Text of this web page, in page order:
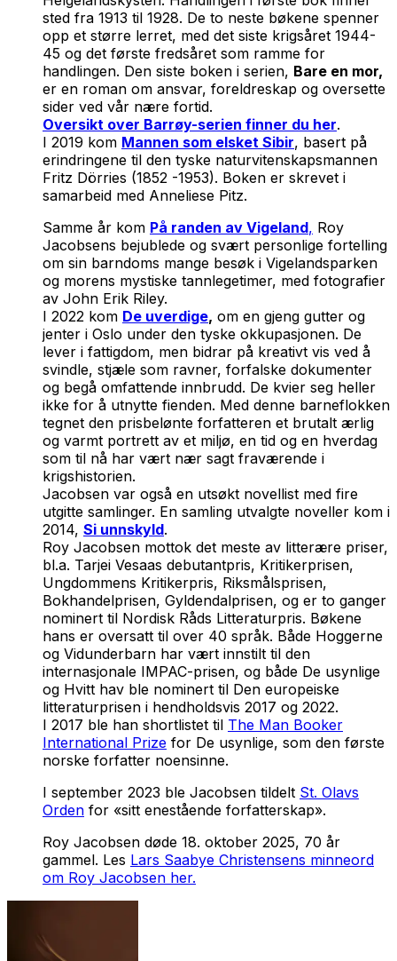
sted fra 1913 til 1928. De to neste bøkene spenner
opp et større lerret, med det siste krigsåret 1944-
45 og det første fredsåret som ramme for
handlingen. Den siste boken i serien, Bare en mor,
er en roman om ansvar, foreldreskap og oversette
sider ved vår nære fortid.
Oversikt over Barrøy-serien finner du her.
I 2019 kom Mannen som elsket Sibir, basert på
erindringene til den tyske naturvitenskapsmannen
Fritz Dörries (1852 -1953). Boken er skrevet i
samarbeid med Anneliese Pitz.
Samme år kom På randen av Vigeland, Roy
Jacobsens bejublede og svært personlige fortelling
om sin barndoms mange besøk i Vigelandsparken
og morens mystiske tannlegetimer, med fotografier
av John Erik Riley.
I 2022 kom De uverdige, om en gjeng gutter og
jenter i Oslo under den tyske okkupasjonen. De
lever i fattigdom, men bidrar på kreativt vis ved å
svindle, stjæle som ravner, forfalske dokumenter
og begå omfattende innbrudd. De kvier seg heller
ikke for å utnytte fienden. Med denne barneflokken
tegnet den prisbelønte forfatteren et brutalt ærlig
og varmt portrett av et miljø, en tid og en hverdag
som til nå har vært nær sagt fraværende i
krigshistorien.
Jacobsen var også en utsøkt novellist med fire
utgitte samlinger. En samling utvalgte noveller kom i
2014, Si unnskyld.
Roy Jacobsen mottok det meste av litterære priser,
bl.a. Tarjei Vesaas debutantpris, Kritikerprisen,
Ungdommens Kritikerpris, Riksmålsprisen,
Bokhandelprisen, Gyldendalprisen, og er to ganger
nominert til Nordisk Råds Litteraturpris. Bøkene
hans er oversatt til over 40 språk. Både Hoggerne
og Vidunderbarn har vært innstilt til den
internasjonale IMPAC-prisen, og både De usynlige
og Hvitt hav ble nominert til Den europeiske
litteraturprisen i hendholdsvis 2017 og 2022.
I 2017 ble han shortlistet til The Man Booker
International Prize for De usynlige, som den første
norske forfatter noensinne.
I september 2023 ble Jacobsen tildelt St. Olavs
Orden for «sitt enestående forfatterskap».
Roy Jacobsen døde 18. oktober 2025, 70 år
gammel. Les Lars Saabye Christensens minneord
om Roy Jacobsen her.